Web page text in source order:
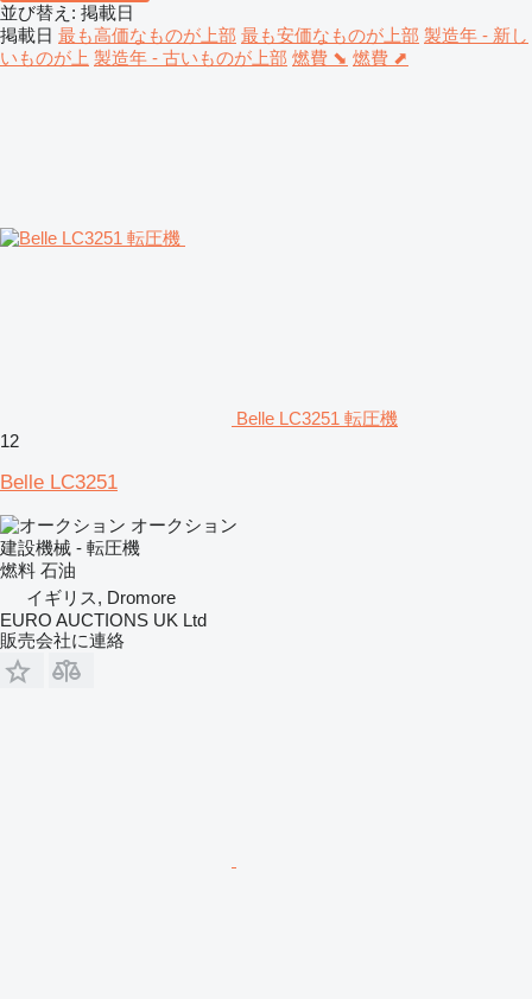
並び替え : 掲載日
掲載日 最も高価なものが上部 最も安価なものが上部 製造年 - 新し
いものが上 製造年 - 古いものが上部 燃費 ⬊ 燃費 ⬈
Belle LC3251 転圧機
12
Belle LC3251
オークション
建設機械 - 転圧機
燃料 石油
イギリス, Dromore
EURO AUCTIONS UK Ltd
販売会社に連絡